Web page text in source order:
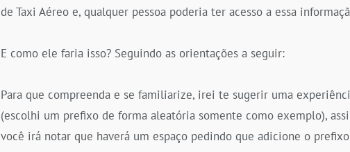
de Taxi Aéreo e, qualquer pessoa poderia ter acesso a essa
E como ele faria isso? Seguindo as orientações a seguir:
Para que compreenda e se familiarize, irei te sugerir uma
(escolhi um prefixo de forma aleatória somente como exemplo),
você irá notar que haverá um espaço pedindo que adicione o